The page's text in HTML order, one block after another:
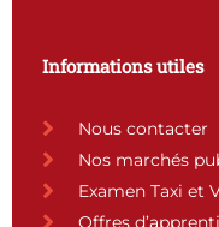
Informations utiles
Nous contacter
Nos marchés
Examen Taxi et
Offres